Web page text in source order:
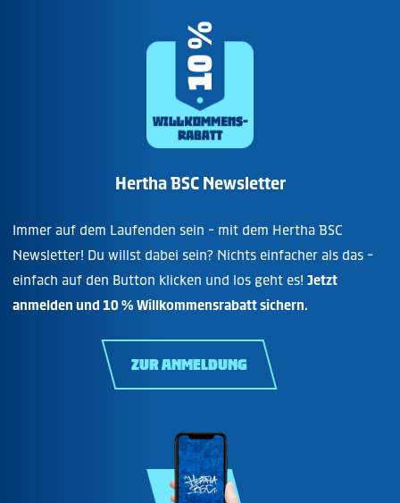
Hertha BSC Newsletter
Immer auf dem Laufenden sein - mit dem Hertha BSC
Newsletter! Du willst dabei sein? Nichts einfacher als das -
einfach auf den Button klicken und los geht es! Jetzt
anmelden und 10 % Willkommensrabatt sichern.
ZUR ANMELDUNG